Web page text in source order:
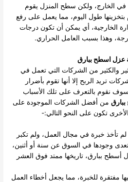
الحرارة 27 درجة في الخارج، ولكن سطح المنزل يقوم
بتخزينها طول اليوم، مما يعمل على رفع
الخارجية، أي يمكن أن تكون درجات
عزل اسطح ببارق
والكثير من الشركات التي تعمل في
تريد الربح إلا أنها تقوم بأضرار
نقوم بالتعرف على تلك الأسباب
من أفضل الشركات الموجودة على
تكون على النحو التالي:-
تأخذ خبرة في مجال العمل، ولم تكبر
وجودها في السوق عن سنة أو أثنين،
ببارق، تاريخها ممتد فوق العشر
مفتقرة للخبرة، مما يجعل أخطاء العمل